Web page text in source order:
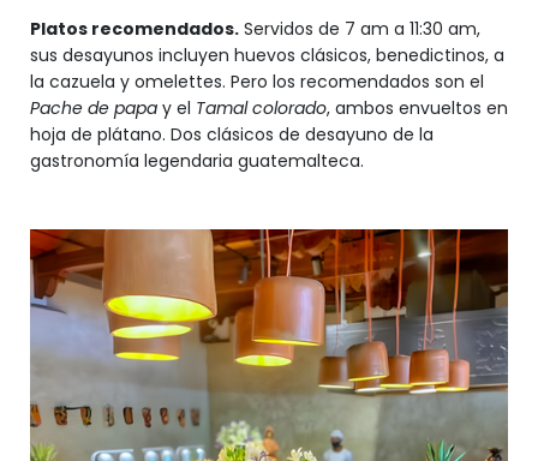
Platos recomendados. Servidos de 7 am a 11:30 am,
sus desayunos incluyen huevos clásicos, benedictinos, a
la cazuela y omelettes. Pero los recomendados son el
Pache de papa y el Tamal colorado, ambos envueltos en
hoja de plátano. Dos clásicos de desayuno de la
gastronomía legendaria guatemalteca.